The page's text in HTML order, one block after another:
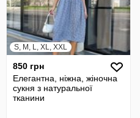
S, M, L, XL, XXL
850 грн
Елегантна, ніжна, жіночна
сукня з натуральної
тканини